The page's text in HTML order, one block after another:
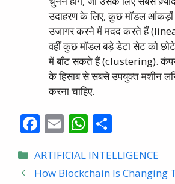
उदाहरण के लिए, कुछ मॉडल आंकड़ों
उजागर करने में मदद करते हैं
वहीं कुछ मॉडल बड़े डेटा सेट को
में बाँट सकते हैं (clustering).
के हिसाब से सबसे उपयुक्त मशीन
करना चाहिए.
F
e
E
ai
W
at ar
Categories
ARTIFICIAL INTELLIGENCE
How Blockchain Is Changing